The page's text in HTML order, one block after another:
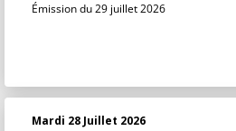
Émission du 29 juillet 2026
Mardi 28 Juillet 2026